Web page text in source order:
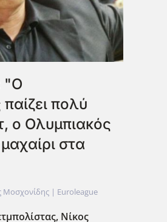
"Ο
πολύ
ο Ολυμπιακός
στα
| Euroleague
Νίκος